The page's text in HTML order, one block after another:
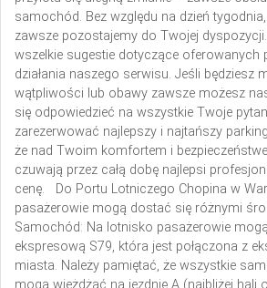
samochód. Bez względu na dzień
zawsze pozostajemy do Twojej
wszelkie sugestie dotyczące oferowanych
działania naszego serwisu. Jeśli będziesz
wątpliwości lub obawy zawsze możesz
się odpowiedzieć na wszystkie Twoje
zarezerwować najlepszy i najtańszy
że nad Twoim komfortem i
czuwają przez całą dobę najlepsi
cenę.
Do Portu Lotniczego Chopina w
pasażerowie mogą dostać się różnymi
Samochód: Na lotnisko pasażerowie
ekspresową S79, która jest połączona z
miasta. Należy pamiętać, że wszystkie
mogą wjeżdżać na jezdnię A (najbliżej hali